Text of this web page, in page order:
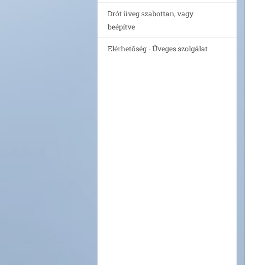
Drót üveg szabottan, vagy
beépítve
Elérhetőség - Üveges szolgálat